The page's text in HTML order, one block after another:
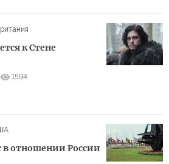
к Стене
1594
в отношении России